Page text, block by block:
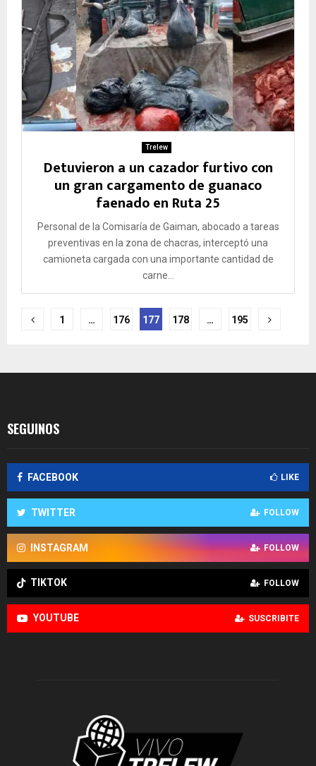
Trelew
Detuvieron a un cazador furtivo con
un gran cargamento de guanaco
faenado en Ruta 25
Personal de la Comisaría de Gaiman, abocado a tareas
preventivas en la zona de chacras, interceptó una
camioneta cargada con una importante cantidad de
carne...
Paginación
entradas
1 … 176 177 178 … 195
SEGUINOS
FACEBOOK LIKE
TWITTER FOLLOW
INSTAGRAM FOLLOW
TIKTOK FOLLOW
YOUTUBE SUSCRIBITE